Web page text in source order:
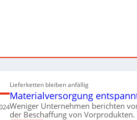
Lieferketten bleiben anfällig
Materialversorgung
Weniger Unternehmen berichten
der Beschaffung von Vorprodukten.